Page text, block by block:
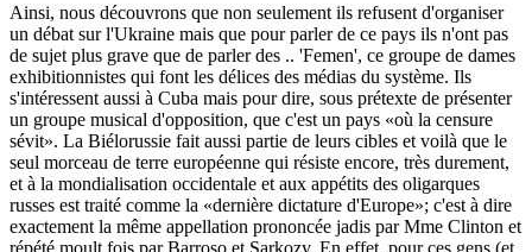
Ainsi, nous découvrons que non seulement ils refusent d'organiser
un débat sur l'Ukraine mais que pour parler de ce pays ils n'ont pas
de sujet plus grave que de parler des .. 'Femen', ce groupe de dames
exhibitionnistes qui font les délices des médias du système. Ils
s'intéressent aussi à Cuba mais pour dire, sous prétexte de présenter
un groupe musical d'opposition, que c'est un pays «où la censure
sévit». La Biélorussie fait aussi partie de leurs cibles et voilà que le
seul morceau de terre européenne qui résiste encore, très durement,
et à la mondialisation occidentale et aux appétits des oligarques
russes est traité comme la «dernière dictature d'Europe»; c'est à dire
exactement la même appellation prononcée jadis par Mme Clinton et
répété moult fois par Barroso et Sarkozy. En effet, pour ces gens (et